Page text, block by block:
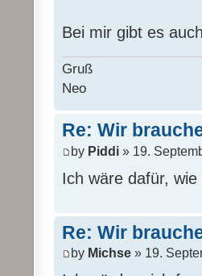
Bei mir gibt es
Gruß
Neo
Re: Wir
by Piddi » 19.
Ich wäre dafür,
Re: Wir
by Michse » 19.